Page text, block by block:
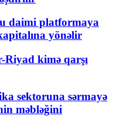
daimi platformaya
yönəlir
kimə qarşı
sektoruna sərmayə
məbləğini